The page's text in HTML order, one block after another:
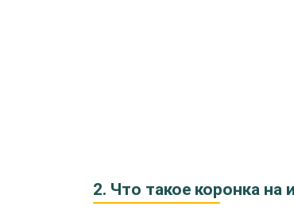
2. Что такое коронка на